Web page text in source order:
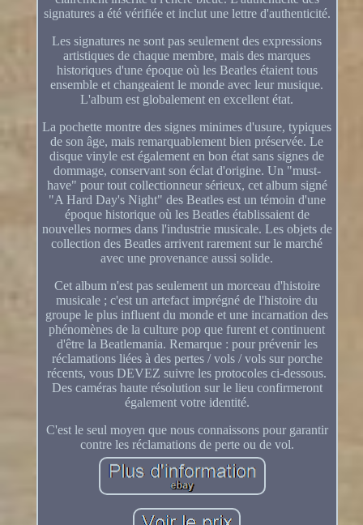
signatures a été vérifiée et inclut une lettre d'authenticité.
Les signatures ne sont pas seulement des expressions
artistiques de chaque membre, mais des marques
historiques d'une époque où les Beatles étaient tous
ensemble et changeaient le monde avec leur musique.
L'album est globalement en excellent état.
La pochette montre des signes minimes d'usure, typiques
de son âge, mais remarquablement bien préservée. Le
disque vinyle est également en bon état sans signes de
dommage, conservant son éclat d'origine. Un "must-
have" pour tout collectionneur sérieux, cet album signé
"A Hard Day's Night" des Beatles est un témoin d'une
époque historique où les Beatles établissaient de
nouvelles normes dans l'industrie musicale. Les objets de
collection des Beatles arrivent rarement sur le marché
avec une provenance aussi solide.
Cet album n'est pas seulement un morceau d'histoire
musicale ; c'est un artefact imprégné de l'histoire du
groupe le plus influent du monde et une incarnation des
phénomènes de la culture pop que furent et continuent
d'être la Beatlemania. Remarque : pour prévenir les
réclamations liées à des pertes / vols / vols sur porche
récents, vous DEVEZ suivre les protocoles ci-dessous.
Des caméras haute résolution sur le lieu confirmeront
également votre identité.
C'est le seul moyen que nous connaissons pour garantir
contre les réclamations de perte ou de vol.